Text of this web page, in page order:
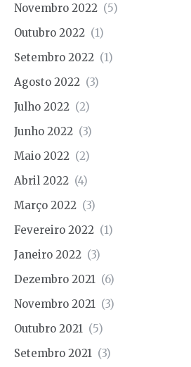
Novembro 2022 (5)
Outubro 2022 (1)
Setembro 2022 (1)
Agosto 2022 (3)
Julho 2022 (2)
Junho 2022 (3)
Maio 2022 (2)
Abril 2022 (4)
Março 2022 (3)
Fevereiro 2022 (1)
Janeiro 2022 (3)
Dezembro 2021 (6)
Novembro 2021 (3)
Outubro 2021 (5)
Setembro 2021 (3)